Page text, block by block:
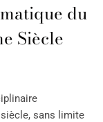
du
Siècle
sans limite